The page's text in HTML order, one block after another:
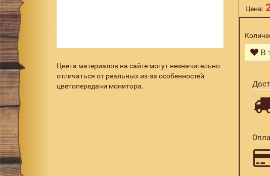
Цвета материалов на сайте могут незначительно
отличаться от реальных из-за особенностей
цветопередачи монитора.
Цена:
В